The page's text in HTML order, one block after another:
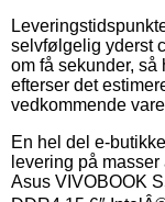
selvfølgelig yderst
om få sekunder, så
efterser det
vedkommende
En hel del e-
levering på
Asus VIVOBOOK